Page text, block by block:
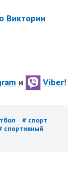
Виктории
и Viber!
# спорт
спортивный